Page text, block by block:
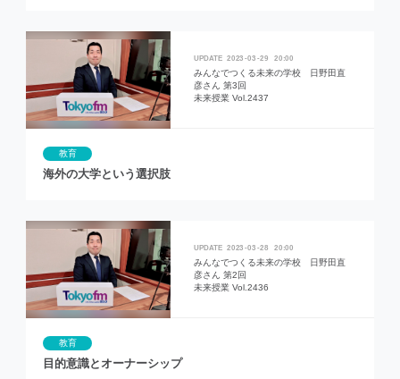
2023 03 29 20:00
みんなでつくる未来の学校 日野田直
彦さん 第3回
未来授業 Vol.2437
教育
海外の大学という選択肢
2023 03 28 20:00
みんなでつくる未来の学校 日野田直
彦さん 第2回
未来授業 Vol.2436
教育
目的意識とオーナーシップ